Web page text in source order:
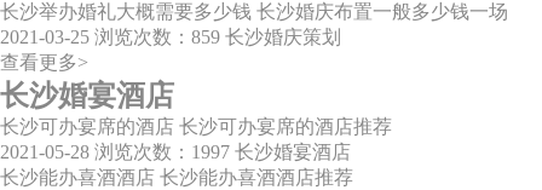
长沙举办婚礼大概需要多少钱 长沙婚庆布置一般多少钱一场
2021-03-25 浏览次数：859 长沙婚庆策划
查看更多>
长沙婚宴酒店
长沙可办宴席的酒店 长沙可办宴席的酒店推荐
2021-05-28 浏览次数：1997 长沙婚宴酒店
长沙能办喜酒酒店 长沙能办喜酒酒店推荐